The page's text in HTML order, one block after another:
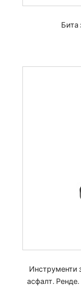
Бита
Инструменти
асфалт.